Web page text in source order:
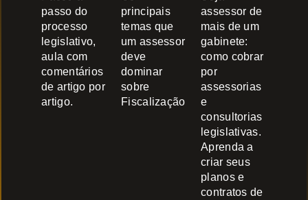
passo do
processo
legislativo,
aula com
comentários
de artigo por
artigo.
principais
temas que
um assessor
deve
dominar
sobre
Fiscalização
assessor de
mais de um
gabinete:
como cobrar
por
assessorias
e
consultorias
legislativas.
Aprenda a
criar seus
planos e
contratos de